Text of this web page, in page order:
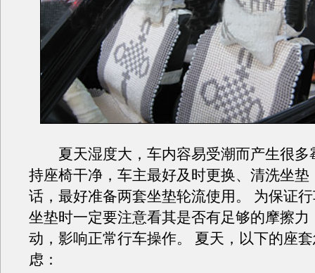
夏天湿度大，车内容易受潮而产生很多
持座椅干净，车主最好及时更换、清洗坐垫
话，最好准备两套坐垫轮流使用。 为保证
坐垫时一定要注意看其是否有足够的摩擦力
动，影响正常行车操作。 夏天，以下的座
虑：